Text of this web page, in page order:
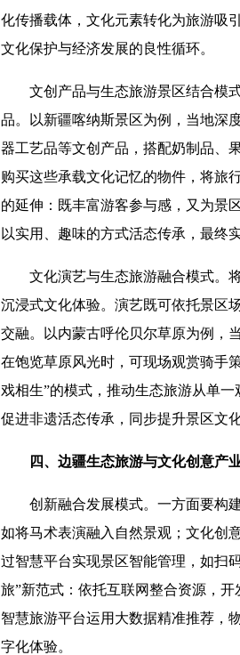
化传播载体，文化元素转化为旅游吸
文化保护与经济发展的良性循环。
文创产品与生态旅游景区结合模式
品。以新疆喀纳斯景区为例，当地深
器工艺品等文创产品，搭配奶制品、
购买这些承载文化记忆的物件，将旅
的延伸：既丰富游客参与感，又为景
以实用、趣味的方式活态传承，最终
文化演艺与生态旅游融合模式。将
沉浸式文化体验。演艺既可依托景区
交融。以内蒙古呼伦贝尔草原为例，
在饱览草原风光时，可现场观赏骑手
戏相生”的模式，推动生态旅游从单
促进非遗活态传承，同步提升景区文
四、边疆生态旅游与文化创意产
创新融合发展模式。一方面要构建
如将马术表演融入自然景观；文化创
过智慧平台实现景区智能管理，如扫
旅”新范式：依托互联网整合资源，
智慧旅游平台运用大数据精准推荐，
字化体验。